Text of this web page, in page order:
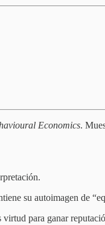
Economics.
su autoimagen de
virtud para ganar